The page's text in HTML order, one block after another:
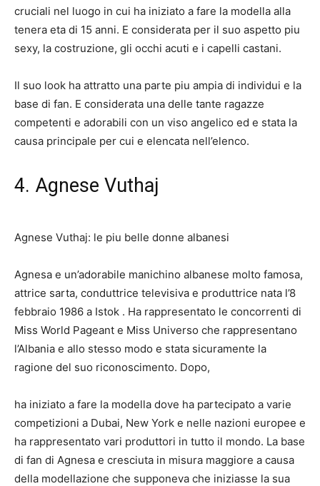
cruciali nel luogo in cui ha iniziato a fare la modella alla
tenera eta di 15 anni. E considerata per il suo aspetto piu
sexy, la costruzione, gli occhi acuti e i capelli castani.
Il suo look ha attratto una parte piu ampia di individui e la
base di fan. E considerata una delle tante ragazze
competenti e adorabili con un viso angelico ed e stata la
causa principale per cui e elencata nell’elenco.
4. Agnese Vuthaj
Agnese Vuthaj: le piu belle donne albanesi
Agnesa e un’adorabile manichino albanese molto famosa,
attrice sarta, conduttrice televisiva e produttrice nata l’8
febbraio 1986 a Istok . Ha rappresentato le concorrenti di
Miss World Pageant e Miss Universo che rappresentano
l’Albania e allo stesso modo e stata sicuramente la
ragione del suo riconoscimento. Dopo,
ha iniziato a fare la modella dove ha partecipato a varie
competizioni a Dubai, New York e nelle nazioni europee e
ha rappresentato vari produttori in tutto il mondo. La base
di fan di Agnesa e cresciuta in misura maggiore a causa
della modellazione che supponeva che iniziasse la sua